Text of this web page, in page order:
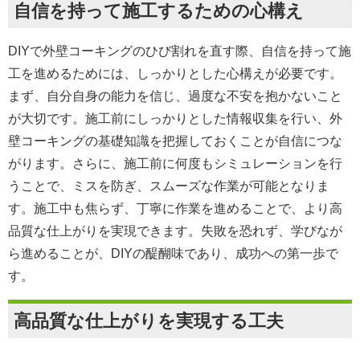
自信を持って施工するための心構え
DIYで外壁コーキングのひび割れを直す際、自信を持って施
工を進めるためには、しっかりとした心構えが必要です。
まず、自分自身の能力を信じ、過度な不安を抱かないこと
が大切です。施工前にしっかりとした情報収集を行い、外
壁コーキングの基礎知識を把握しておくことが自信につな
がります。さらに、施工前に何度もシミュレーションを行
うことで、ミスを防ぎ、スムーズな作業が可能となりま
す。施工中も焦らず、丁寧に作業を進めることで、より高
品質な仕上がりを実現できます。失敗を恐れず、学びなが
ら進めることが、DIYの醍醐味であり、成功への第一歩で
す。
高品質な仕上がりを実現する工夫